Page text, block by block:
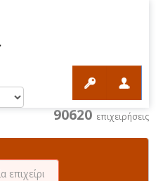
90620 επιχειρήσεις